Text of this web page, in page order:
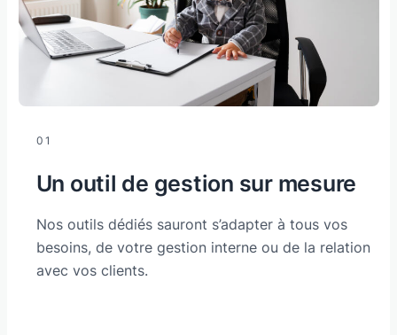
01
Un outil de gestion sur mesure
Nos outils dédiés sauront s’adapter à tous vos
besoins, de votre gestion interne ou de la relation
avec vos clients.